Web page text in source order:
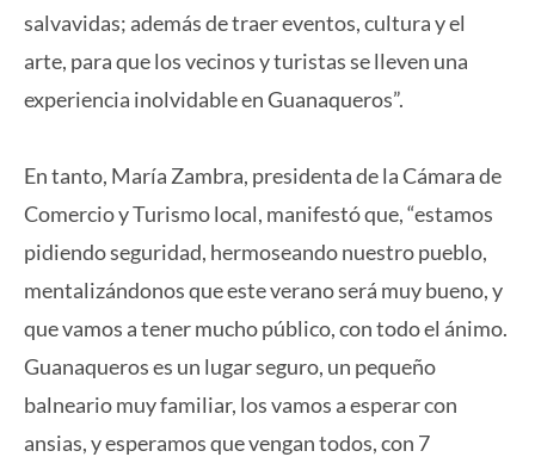
salvavidas; además de traer eventos, cultura y el
arte, para que los vecinos y turistas se lleven una
experiencia inolvidable en Guanaqueros”.
En tanto, María Zambra, presidenta de la Cámara de
Comercio y Turismo local, manifestó que, “estamos
pidiendo seguridad, hermoseando nuestro pueblo,
mentalizándonos que este verano será muy bueno, y
que vamos a tener mucho público, con todo el ánimo.
Guanaqueros es un lugar seguro, un pequeño
balneario muy familiar, los vamos a esperar con
ansias, y esperamos que vengan todos, con 7